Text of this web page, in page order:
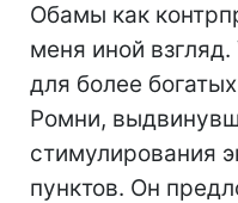
Обамы как
меня иной
для более
Ромни,
стимулирования
пунктов. Он